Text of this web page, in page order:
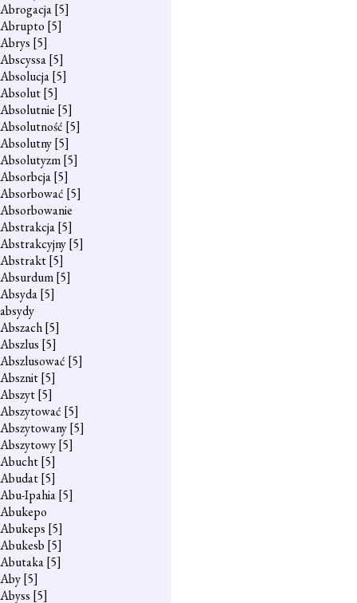
Abrogacja[5]
Abrupto [5]
Abrys [5]
Abscyssa[5]
Absolucja[5]
Absolut[5]
Absolutnie [5]
Absolutność [5]
Absolutny[5]
Absolutyzm[5]
Absorbcja[5]
Absorbować [5]
Absorbowanie
Abstrakcja[5]
Abstrakcyjny[5]
Abstrakt[5]
Absurdum[5]
Absyda[5]
absydy
Abszach[5]
Abszlus [5]
Abszlusować [5]
Absznit[5]
Abszyt[5]
Abszytować [5]
Abszytowany[5]
Abszytowy[5]
Abucht[5]
Abudat[5]
Abu-Ipahia[5]
Abukepo
Abukeps [5]
Abukesb [5]
Abutaka[5]
Aby[5]
Abyss [5]